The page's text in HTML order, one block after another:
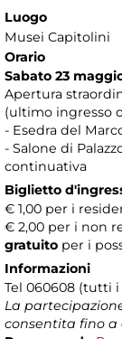
Luogo
Musei Capitolini
Orario
Sabato 23
Apertura
(ultimo ingresso
- Esedra del
- Salone di
continuativa
Biglietto
€ 1,00 per i
€ 2,00 per i non
gratuito per i
Informazioni
Tel 060608 (tutti i
La
consentita fino